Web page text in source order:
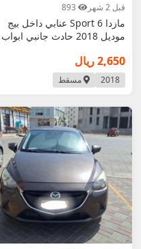
قبل 2 شهر
مازدا 6 Sport عنابي داخل بيج
موديل 2018 حادث جانبي ابواب
2,650 ريال
2018 مسقط